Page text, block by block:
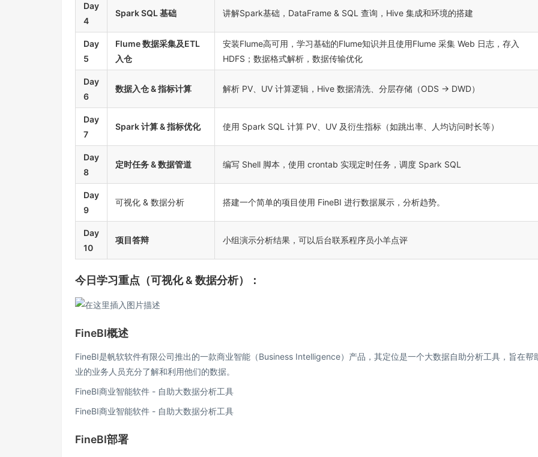
Day
4
Spark SQL 基础 讲解Spark基础，DataFrame & SQL 查询，Hive 集成和环境的搭建
Day
5
Flume 数据采集及ETL
入仓
安装Flume高可用，学习基础的Flume知识并且使用Flume 采集 Web 日志，存入
HDFS；数据格式解析，数据传输优化
Day
6
数据入仓 & 指标计算 解析 PV、UV 计算逻辑，Hive 数据清洗、分层存储（ODS → DWD）
Day
7
Spark 计算 & 指标优化 使用 Spark SQL 计算 PV、UV 及衍生指标（如跳出率、人均访问时长等）
Day
8
定时任务 & 数据管道 编写 Shell 脚本，使用 crontab 实现定时任务，调度 Spark SQL
Day
9
可视化 & 数据分析 搭建一个简单的项目使用 FineBI 进行数据展示，分析趋势。
Day
10
项目答辩 小组演示分析结果，可以后台联系程序员小羊点评
今日学习重点（可视化 & 数据分析）：
FineBI概述
FineBI是帆软软件有限公司推出的一款商业智能（Business Intelligence）产品，其定位是一个大数据自助分析工具，旨在帮
业的业务人员充分了解和利用他们的数据。
FineBI商业智能软件 - 自助大数据分析工具
FineBI商业智能软件 - 自助大数据分析工具
FineBI部署